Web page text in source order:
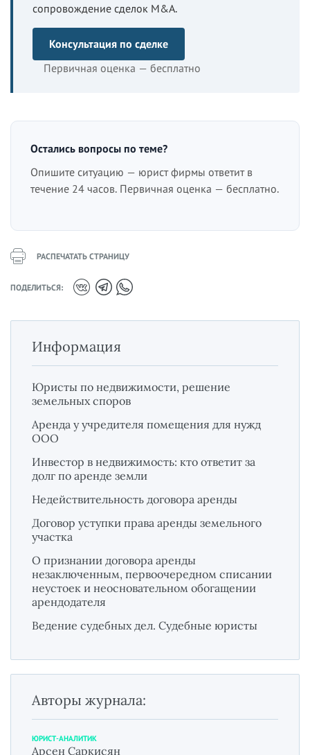
сопровождение сделок M&A.
Консультация по сделке
Первичная оценка — бесплатно
Остались вопросы по теме?
Опишите ситуацию — юрист фирмы ответит в
течение 24 часов. Первичная оценка — бесплатно.
РАСПЕЧАТАТЬ СТРАНИЦУ
ПОДЕЛИТЬСЯ:
Информация
Юристы по недвижимости, решение
земельных споров
Аренда у учредителя помещения для нужд
ООО
Инвестор в недвижимость: кто ответит за
долг по аренде земли
Недействительность договора аренды
Договор уступки права аренды земельного
участка
О признании договора аренды
незаключенным, первоочередном списании
неустоек и неосновательном обогащении
арендодателя
Ведение судебных дел. Судебные юристы
Авторы журнала:
ЮРИСТ-АНАЛИТИК
Арсен Саркисян